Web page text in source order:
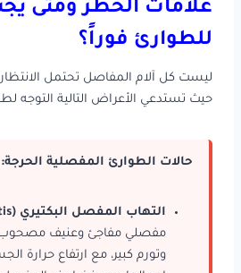
علامات الخطر ومتى
للطوارئ فوراً؟
ليست كل آلام المفاصل تحتمل
حيث تستدعي الأعراض التالية التوجه
حالات الطوارئ المفصلية الحرجة:
التهاب المفصل البكتيري (Septic Arthritis):
مفصلي مفاجئ وعنيف مصحوب
وتورم كبير، مع ارتفاع حرارة